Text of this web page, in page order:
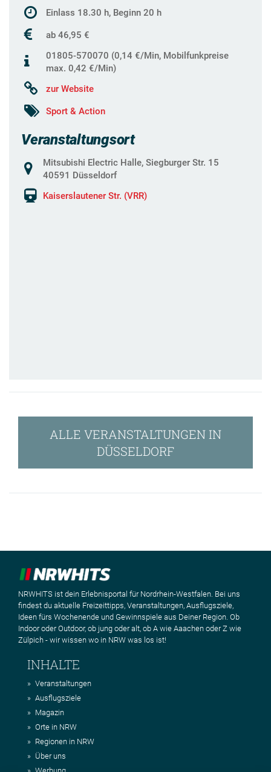
Einlass 18.30 h, Beginn 20 h
ab 46,95 €
01805-570070 (0,14 €/Min, Mobilfunkpreise
max. 0,42 €/Min)
zur Website
Sport & Action
Veranstaltungsort
Mitsubishi Electric Halle, Siegburger Str. 15
40591 Düsseldorf
Kaiserslautener Str. (VRR)
ALLE VERANSTALTUNGEN IN
DÜSSELDORF
NRWHITS ist dein Erlebnisportal für Nordrhein-Westfalen. Bei uns
findest du aktuelle Freizeittipps, Veranstaltungen, Ausflugsziele,
Ideen fürs Wochenende und Gewinnspiele aus Deiner Region. Ob
Indoor oder Outdoor, ob jung oder alt, ob A wie Aaachen oder Z wie
Zülpich - wir wissen wo in NRW was los ist!
INHALTE
Veranstaltungen
Ausflugsziele
Magazin
Orte in NRW
Regionen in NRW
Über uns
Werbung